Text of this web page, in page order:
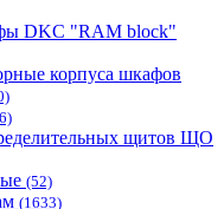
DKC "RAM block"
корпуса шкафов
щитов ЩО
(52)
(1633)